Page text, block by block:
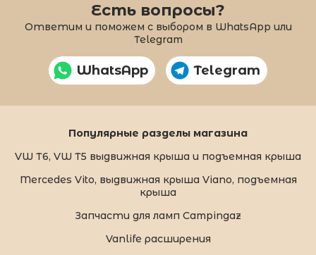
Есть вопросы?
Ответим и поможем с выбором в WhatsApp или
Telegram
WhatsApp Telegram
Популярные разделы магазина
VW T6, VW T5 выдвижная крыша и подъемная крыша
Mercedes Vito, выдвижная крыша Viano, подъемная
крыша
Запчасти для ламп Campingaz
Vanlife расширения